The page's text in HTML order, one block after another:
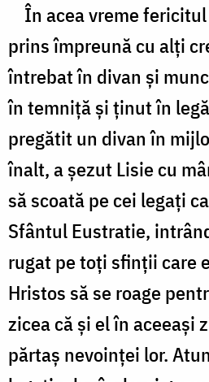
În acea vreme
prins împreună cu alţi
întrebat în divan şi
în temniţă şi ţinut în
pregătit un divan în
înalt, a şezut Lisie cu
să scoată pe cei legaţi
Sfântul Eustratie,
rugat pe toţi sfinţii care
Hristos să se roage
zicea că şi el în aceeaşi
părtaş nevoinţei lor.